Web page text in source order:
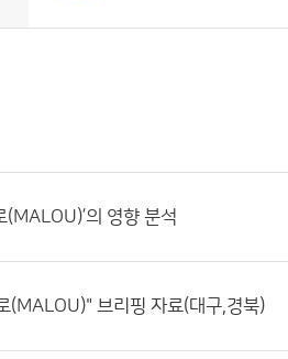
(MALOU)’의 영향 분석
(MALOU)" 브리핑 자료(대구,경북)